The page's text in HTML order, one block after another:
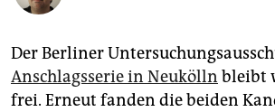
fragen & hilfe
unterstützen
abo
Der Berliner
Anschlagsserie in Neukölln bleibt
frei. Erneut fanden die beiden